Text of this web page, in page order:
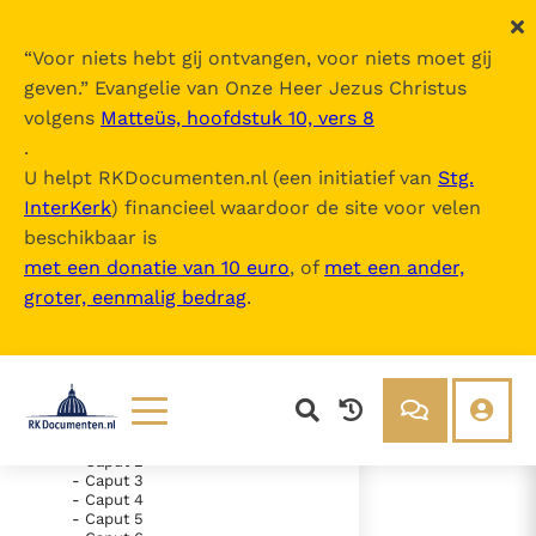
“Voor niets hebt gij ontvangen, voor niets moet gij
geven.” Evangelie van Onze Heer Jezus Christus
volgens Matteüs, hoofdstuk 10, vers 8
.
U helpt RKDocumenten.nl (een initiatief van Stg.
InterKerk) financieel waardoor de site voor velen
beschikbaar is
met een donatie van 10 euro, of met een ander,
groter, eenmalig bedrag.
Documenten
Over ons
Nova Vulgata
Inhoudsopgave
uitklappen
- Vetus Testamentum
- Evangelium Secundum
Matthaeum
- Evangelium Secundum Marcum
- Evangelium Secundum Lucam
- Caput 2
- Caput 3
- Caput 4
- Caput 5
- Caput 23